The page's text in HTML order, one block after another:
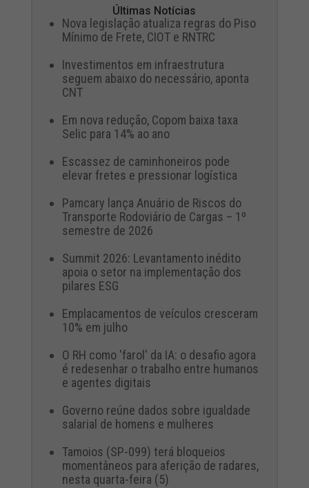
Últimas Notícias
Nova legislação atualiza regras do Piso
Mínimo de Frete, CIOT e RNTRC
Investimentos em infraestrutura
seguem abaixo do necessário, aponta
CNT
Em nova redução, Copom baixa taxa
Selic para 14% ao ano
Escassez de caminhoneiros pode
elevar fretes e pressionar logística
Pamcary lança Anuário de Riscos do
Transporte Rodoviário de Cargas – 1º
semestre de 2026
Summit 2026: Levantamento inédito
apoia o setor na implementação dos
pilares ESG
Emplacamentos de veículos cresceram
10% em julho
O RH como 'farol' da IA: o desafio agora
é redesenhar o trabalho entre humanos
e agentes digitais
Governo reúne dados sobre igualdade
salarial de homens e mulheres
Tamoios (SP-099) terá bloqueios
momentâneos para aferição de radares,
nesta quarta-feira (5)